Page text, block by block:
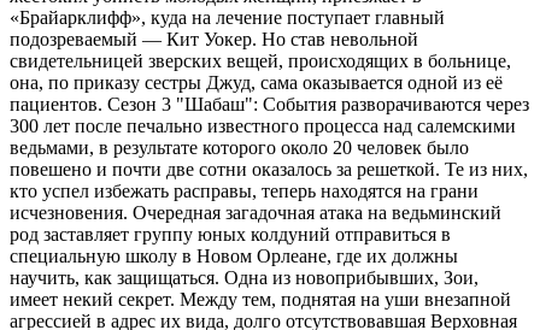
«Брайарклифф», куда на лечение поступает главный
подозреваемый — Кит Уокер. Но став невольной
свидетельницей зверских вещей, происходящих в больнице,
она, по приказу сестры Джуд, сама оказывается одной из её
пациентов. Сезон 3 "Шабаш": События разворачиваются через
300 лет после печально известного процесса над салемскими
ведьмами, в результате которого около 20 человек было
повешено и почти две сотни оказалось за решеткой. Те из них,
кто успел избежать расправы, теперь находятся на грани
исчезновения. Очередная загадочная атака на ведьминский
род заставляет группу юных колдуний отправиться в
специальную школу в Новом Орлеане, где их должны
научить, как защищаться. Одна из новоприбывших, Зои,
имеет некий секрет. Между тем, поднятая на уши внезапной
агрессией в адрес их вида, долго отсутствовавшая Верховная